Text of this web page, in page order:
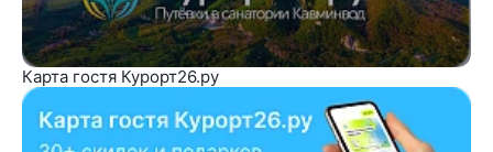
Карта гостя Курорт26.ру